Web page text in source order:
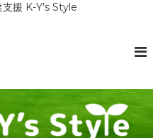
支援 K-Y's Style